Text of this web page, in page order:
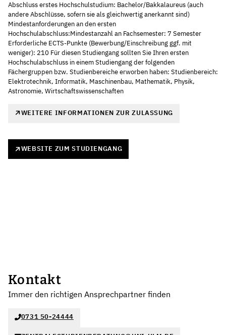
Abschluss erstes Hochschulstudium: Bachelor/Bakkalaureus (auch
andere Abschlüsse, sofern sie als gleichwertig anerkannt sind)
Mindestanforderungen an den ersten
Hochschulabschluss:Mindestanzahl an Fachsemester: 7 Semester
Erforderliche ECTS-Punkte (Bewerbung/Einschreibung ggf. mit
weniger): 210 Für diesen Studiengang sollten Sie Ihren ersten
Hochschulabschluss in einem Studiengang der folgenden
Fächergruppen bzw. Studienbereiche erworben haben: Studienbereich:
Elektrotechnik, Informatik, Maschinenbau, Mathematik, Physik,
Astronomie, Wirtschaftswissenschaften
WEITERE INFORMATIONEN ZUR ZULASSUNG
WEBSITE ZUM STUDIENGANG
Kontakt
Immer den richtigen Ansprechpartner finden
0731 50-24444